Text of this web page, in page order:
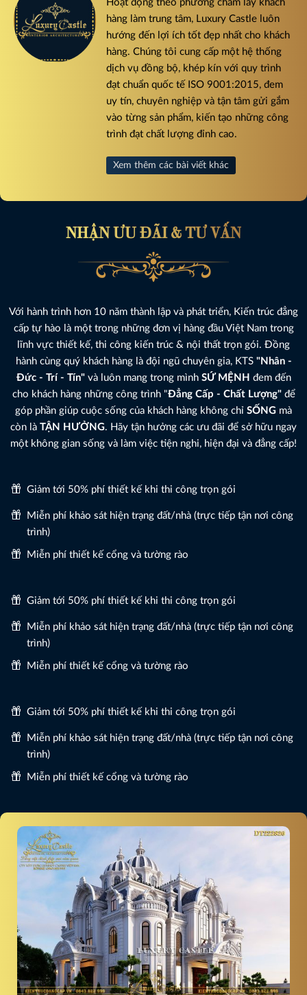
Hoạt động theo phương châm lấy khách
hàng làm trung tâm, Luxury Castle luôn
hướng đến lợi ích tốt đẹp nhất cho khách
hàng. Chúng tôi cung cấp một hệ thống
dịch vụ đồng bộ, khép kín với quy trình
đạt chuẩn quốc tế ISO 9001:2015, đem
uy tín, chuyên nghiệp và tận tâm gửi gắm
vào từng sản phẩm, kiến tạo những công
trình đạt chất lượng đỉnh cao.
Xem thêm các bài viết khác
NHẬN ƯU ĐÃI & TƯ VẤN
Với hành trình hơn 10 năm thành lập và phát triển, Kiến trúc đẳng
cấp tự hào là một trong những đơn vị hàng đầu Việt Nam trong
lĩnh vực thiết kế, thi công kiến trúc & nội thất trọn gói. Đồng
hành cùng quý khách hàng là đội ngũ chuyên gia, KTS "Nhân -
Đức - Trí - Tín"và luôn mang trong mình SỨ MỆNH đem đến
cho khách hàng những công trình "Đẳng Cấp - Chất Lượng"để
góp phần giúp cuộc sống của khách hàng không chỉ SỐNG mà
còn là TẬN HƯỞNG. Hãy tận hưởng các ưu đãi để sở hữu ngay
một không gian sống và làm việc tiện nghi, hiện đại và đẳng cấp!
Giảm tới 50% phí thiết kế khi thi công trọn gói
Miễn phí khảo sát hiện trạng đất/nhà (trực tiếp tận nơi công
trình)
Miễn phí thiết kế cổng và tường rào
Giảm tới 50% phí thiết kế khi thi công trọn gói
Miễn phí khảo sát hiện trạng đất/nhà (trực tiếp tận nơi công
trình)
Miễn phí thiết kế cổng và tường rào
Giảm tới 50% phí thiết kế khi thi công trọn gói
Miễn phí khảo sát hiện trạng đất/nhà (trực tiếp tận nơi công
trình)
Miễn phí thiết kế cổng và tường rào